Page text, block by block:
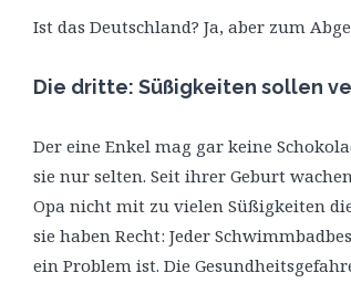
Ist das Deutschland? Ja, aber zum
Die dritte: Süßigkeiten sollen
Der eine Enkel mag gar keine
sie nur selten. Seit ihrer Geburt
Opa nicht mit zu vielen Süßigkeiten
sie haben Recht: Jeder
ein Problem ist. Die